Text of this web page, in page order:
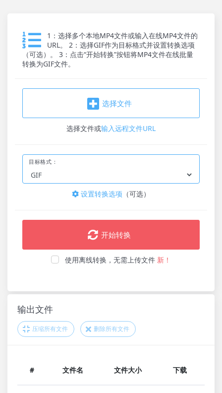
1：选择多个本地MP4文件或输入在线MP4文件的
URL。 2：选择GIF作为目标格式并设置转换选项
（可选）。 3：点击“开始转换”按钮将MP4文件在线批量
转换为GIF文件。
选择文件
选择文件或输入远程文件URL
目标格式：
设置转换选项 （可选）
开始转换
使用离线转换，无需上传文件 新！
输出文件
压缩所有文件 删除所有文件
# 文件名 文件大小 下载